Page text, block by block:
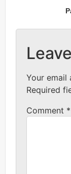
Your email
Required
Comment *